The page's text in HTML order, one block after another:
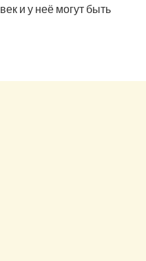
и у неё могут быть